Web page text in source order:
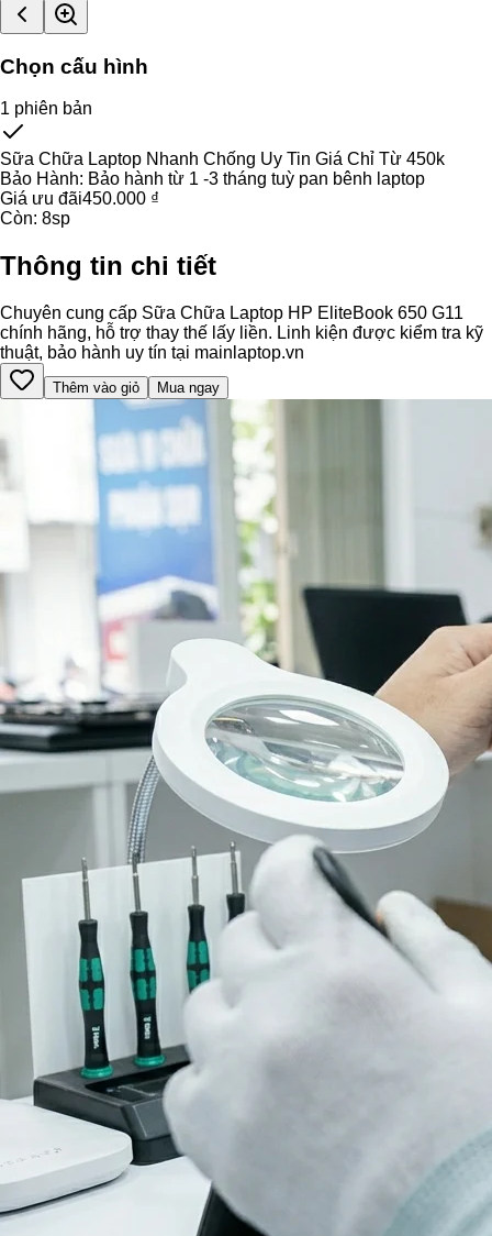
Chọn cấu hình
1 phiên bản
Sữa Chữa Laptop Nhanh Chống Uy Tin Giá Chỉ Từ 450k
Bảo Hành: Bảo hành từ 1 -3 tháng tuỳ pan bênh laptop
Giá ưu đãi450.000 ₫
Còn: 8sp
Thông tin chi tiết
Chuyên cung cấp Sữa Chữa Laptop HP EliteBook 650 G11
chính hãng, hỗ trợ thay thế lấy liền. Linh kiện được kiểm tra kỹ
thuật, bảo hành uy tín tại mainlaptop.vn
Thêm vào giỏ Mua ngay